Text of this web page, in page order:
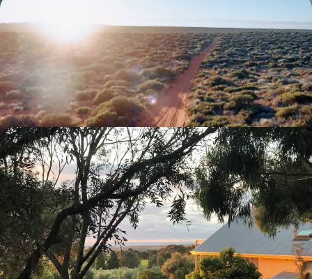
Broome, la grande traversée des Kimberley
Donner du sens au mot "aventure" avec ce road-movie grand format à
travers les étendues de l’Ouest australien
18 jours, de 8200 à 10600 $ CA
Kangaroo Island, Barossa Valley, Flinders Ranges -
Au sud, l’Australie hors-pistes
Dérouler les kilomètres de piste ocre, de vignes et de bush : un road
movie à l'australienne
15 jours, de 8300 à 9900 $ CA